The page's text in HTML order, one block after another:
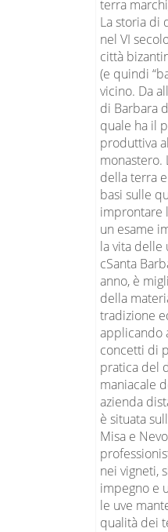
terra
La storia di
nel VI
città
(e quindi
vicino. Da
di Barbara
quale ha il
produttiva
monastero.
della terra
basi sulle
improntare
un esame
la vita delle
cSanta
anno, è
della
tradizione
applicando
concetti di
pratica del
maniacale
azienda
è situata
Misa e
nei vigneti,
impegno e
le uve
qualità dei